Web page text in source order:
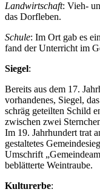
Landwirtschaft: Vieh-
das Dorfleben.
Schule: Im Ort gab es
fand der Unterricht im
Siegel:
Bereits aus dem 17.
vorhandenes, Siegel,
schräg geteilten Schild
zwischen zwei
Im 19. Jahrhundert trat
gestaltetes
Umschrift
beblätterte Weintraube.
Kulturerbe: